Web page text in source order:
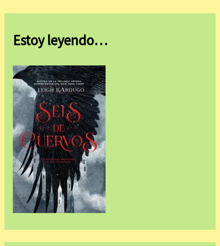
Estoy leyendo…